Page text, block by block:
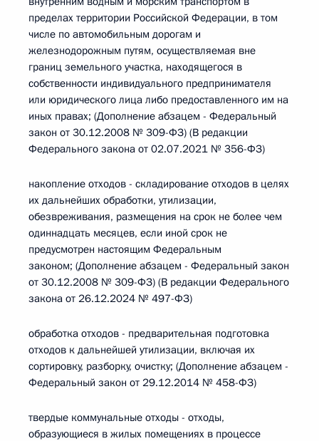
пределах территории Российской Федерации, в том
числе по автомобильным дорогам и
железнодорожным путям, осуществляемая вне
границ земельного участка, находящегося в
собственности индивидуального предпринимателя
или юридического лица либо предоставленного им на
иных правах; (Дополнение абзацем - Федеральный
закон от 30.12.2008 № 309-ФЗ) (В редакции
Федерального закона от 02.07.2021 № 356-ФЗ)
накопление отходов - складирование отходов в целях
их дальнейших обработки, утилизации,
обезвреживания, размещения на срок не более чем
одиннадцать месяцев, если иной срок не
предусмотрен настоящим Федеральным
законом; (Дополнение абзацем - Федеральный закон
от 30.12.2008 № 309-ФЗ) (В редакции Федерального
закона от 26.12.2024 № 497-ФЗ)
обработка отходов - предварительная подготовка
отходов к дальнейшей утилизации, включая их
сортировку, разборку, очистку; (Дополнение абзацем -
Федеральный закон от 29.12.2014 № 458-ФЗ)
твердые коммунальные отходы - отходы,
образующиеся в жилых помещениях в процессе